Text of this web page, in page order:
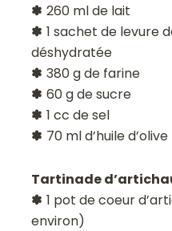
✽260 ml de lait
✽1 sachet de levure
déshydratée
✽380 g de farine
✽60 g de sucre
✽1 cc de sel
✽ 70 ml d’huile d’olive
Tartinade
✽1 pot de coeur
environ)